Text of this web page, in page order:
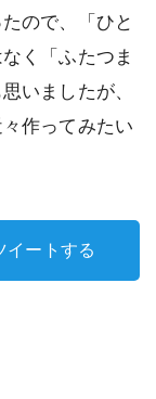
ので、「ひと
く「ふたつま
いましたが、
作ってみたい
イートする